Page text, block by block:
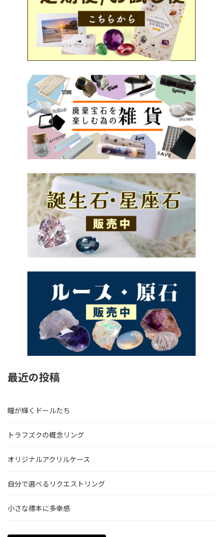
最近の投稿
瞳が輝くドールたち
トラフズクの概念リング
オリジナルアクリルケース
自分で選べるリクエストリング
小さな標本に多幸感